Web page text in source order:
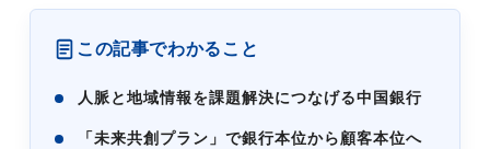
この記事でわかること
人脈と地域情報を課題解決につなげる中国銀行
「未来共創プラン」で銀行本位から顧客本位へ